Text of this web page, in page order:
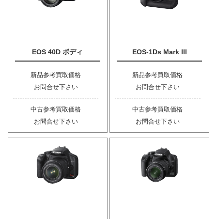
EOS 40D ボディ
新品参考買取価格
お問合せ下さい
中古参考買取価格
お問合せ下さい
EOS-1Ds Mark III
新品参考買取価格
お問合せ下さい
中古参考買取価格
お問合せ下さい